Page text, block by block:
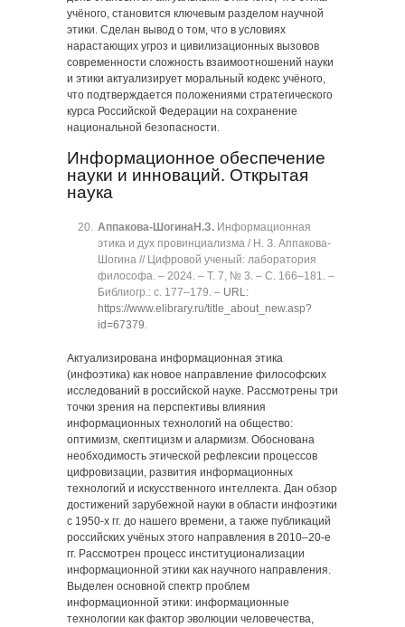
учёного, становится ключевым разделом научной
этики. Сделан вывод о том, что в условиях
нарастающих угроз и цивилизационных вызовов
современности сложность взаимоотношений науки
и этики актуализирует моральный кодекс учёного,
что подтверждается положениями стратегического
курса Российской Федерации на сохранение
национальной безопасности.
Информационное обеспечение
науки и инноваций. Открытая
наука
Аппакова-ШогинаН.З. Информационная
этика и дух провинциализма / Н. З. Аппакова-
Шогина // Цифровой ученый: лаборатория
философа. ‒ 2024. ‒ Т. 7, № 3. ‒ C. 166‒181. ‒
Библиогр.: с. 177‒179. ‒ URL:
https://www.elibrary.ru/title_about_new.asp?
id=67379.
Актуализирована информационная этика
(инфоэтика) как новое направление философских
исследований в российской науке. Рассмотрены три
точки зрения на перспективы влияния
информационных технологий на общество:
оптимизм, скептицизм и алармизм. Обоснована
необходимость этической рефлексии процессов
цифровизации, развития информационных
технологий и искусственного интеллекта. Дан обзор
достижений зарубежной науки в области инфоэтики
с 1950-х гг. до нашего времени, а также публикаций
российских учёных этого направления в 2010‒20-е
гг. Рассмотрен процесс институционализации
информационной этики как научного направления.
Выделен основной спектр проблем
информационной этики: информационные
технологии как фактор эволюции человечества,